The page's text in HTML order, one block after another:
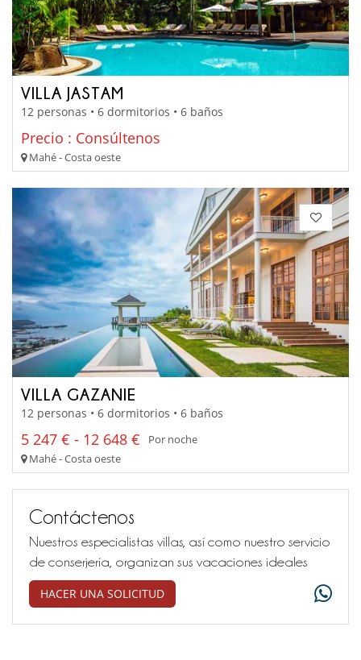
VILLA JASTAM
12 personas • 6 dormitorios • 6 baños
Precio : Consúltenos
Mahé - Costa oeste
VILLA GAZANIE
12 personas • 6 dormitorios • 6 baños
5 247 € - 12 648 €
Por noche
Mahé - Costa oeste
Contáctenos
Nuestros especialistas villas, así como nuestro servicio
de conserjería, organizan sus vacaciones ideales
HACER UNA SOLICITUD